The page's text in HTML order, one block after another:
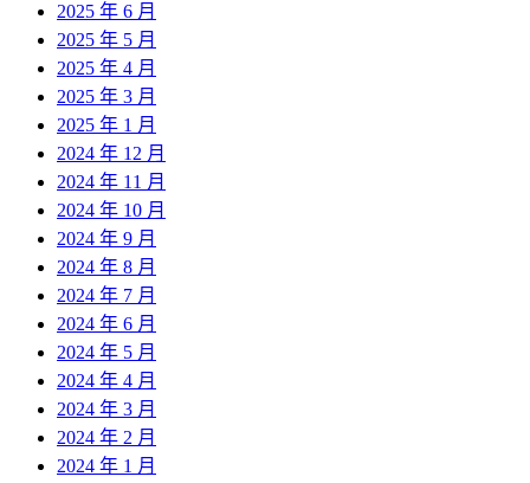
2025 年 6 月
2025 年 5 月
2025 年 4 月
2025 年 3 月
2025 年 1 月
2024 年 12 月
2024 年 11 月
2024 年 10 月
2024 年 9 月
2024 年 8 月
2024 年 7 月
2024 年 6 月
2024 年 5 月
2024 年 4 月
2024 年 3 月
2024 年 2 月
2024 年 1 月